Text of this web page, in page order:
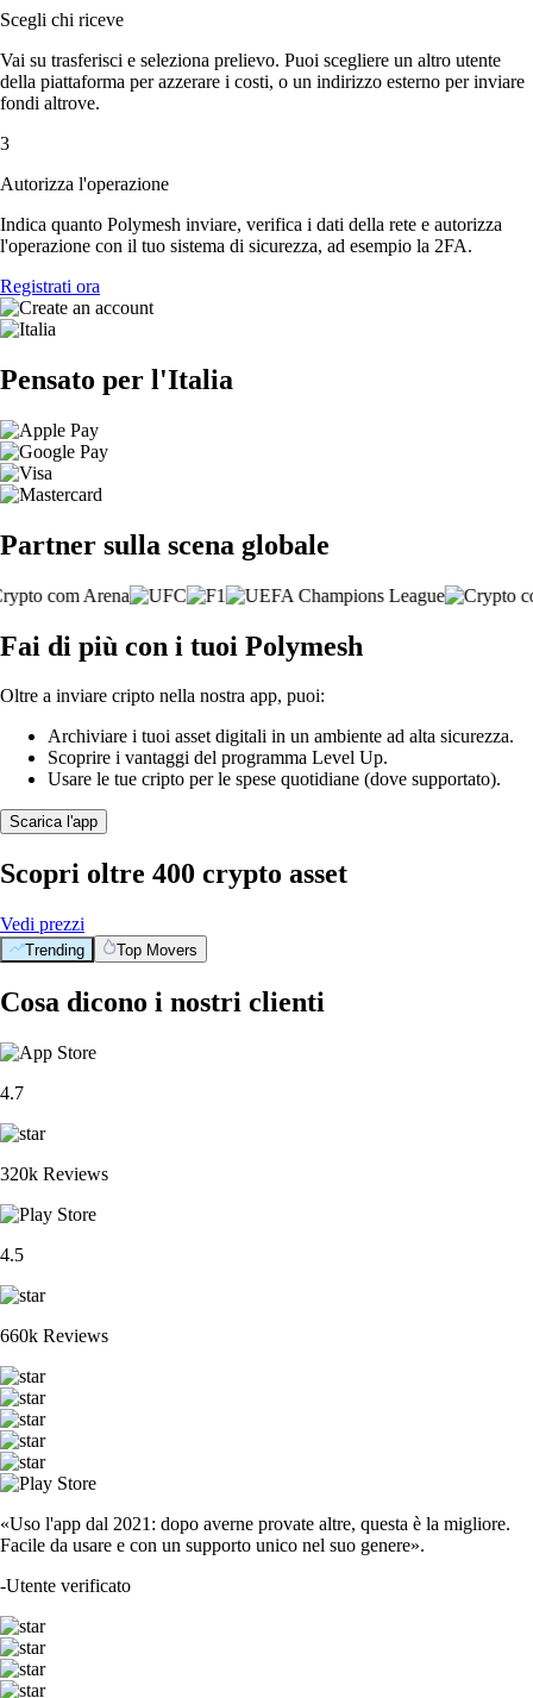
Scegli chi riceve
Vai su trasferisci e seleziona prelievo. Puoi scegliere un altro utente
della piattaforma per azzerare i costi, o un indirizzo esterno per inviare
fondi altrove.
3
Autorizza l'operazione
Indica quanto Polymesh inviare, verifica i dati della rete e autorizza
l'operazione con il tuo sistema di sicurezza, ad esempio la 2FA.
Registrati ora
Pensato per l'Italia
Partner sulla scena globale
Fai di più con i tuoi Polymesh
Oltre a inviare cripto nella nostra app, puoi:
Archiviare i tuoi asset digitali in un ambiente ad alta sicurezza.
Scoprire i vantaggi del programma Level Up.
Usare le tue cripto per le spese quotidiane (dove supportato).
Scarica l'app
Scopri oltre 400 crypto asset
Vedi prezzi
Trending Top Movers
Cosa dicono i nostri clienti
4.7
320k Reviews
4.5
660k Reviews
«Uso l'app dal 2021: dopo averne provate altre, questa è la migliore.
Facile da usare e con un supporto unico nel suo genere».
-Utente verificato